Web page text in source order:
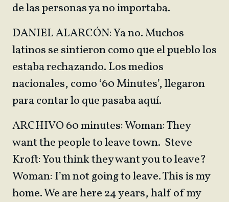
de las personas ya no importaba.
DANIEL ALARCÓN: Ya no. Muchos
latinos se sintieron como que el pueblo los
estaba rechazando. Los medios
nacionales, como ‘60 Minutes’, llegaron
para contar lo que pasaba aquí.
ARCHIVO 60 minutes: Woman: They
want the people to leave town. Steve
Kroft: You think they want you to leave?
Woman: I’m not going to leave. This is my
home. We are here 24 years, half of my